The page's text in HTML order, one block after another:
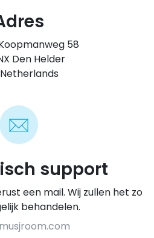
58
Den Helder
support
een mail. Wij zullen het zo
behandelen.